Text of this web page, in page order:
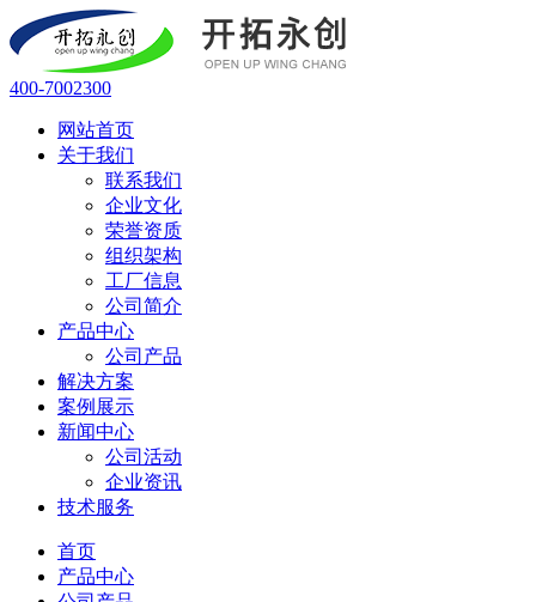
400-7002300
网站首页
关于我们
联系我们
企业文化
荣誉资质
组织架构
工厂信息
公司简介
产品中心
公司产品
解决方案
案例展示
新闻中心
公司活动
企业资讯
技术服务
首页
产品中心